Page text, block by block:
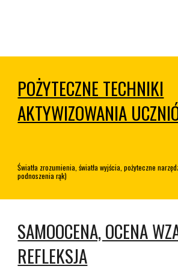
POŻYTECZNE TECHNIKI
AKTYWIZOWANIA
Światła zrozumienia, światła wyjścia, pożyteczne
podnoszenia rąk)
SAMOOCENA, OCENA
REFLEKSJA